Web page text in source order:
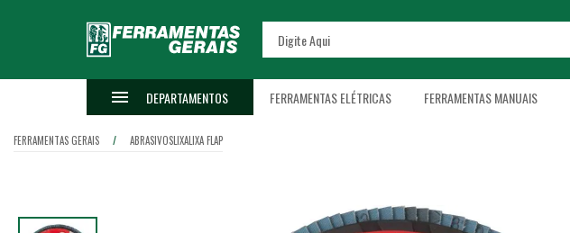
DEPARTAMENTOS FERRAMENTAS ELÉTRICAS FERRAMENTAS MANUAIS
FERRAMENTAS GERAIS ABRASIVOSLIXALIXA FLAP